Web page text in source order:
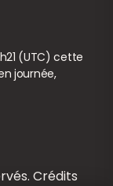
(UTC) cette
journée,
Crédits